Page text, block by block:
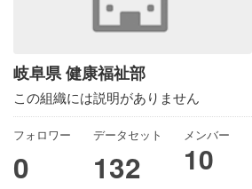
岐阜県 健康福祉部
この組織には説明がありません
フォロワー
0
データセット
132
メンバー
10